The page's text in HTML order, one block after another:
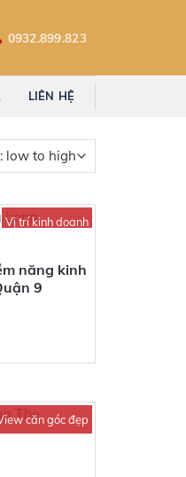
0932.899.823
LIÊN HỆ
Vị trí kinh doanh
năng kinh
9
căn góc đẹp